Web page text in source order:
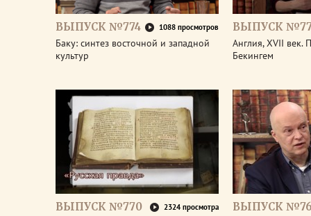
ВЫПУСК №774 1088 просмотров
Баку: синтез восточной и западной
культур
ВЫПУСК
Англия, XVII век.
Бекингем
ВЫПУСК №770 2324 просмотра ВЫПУСК